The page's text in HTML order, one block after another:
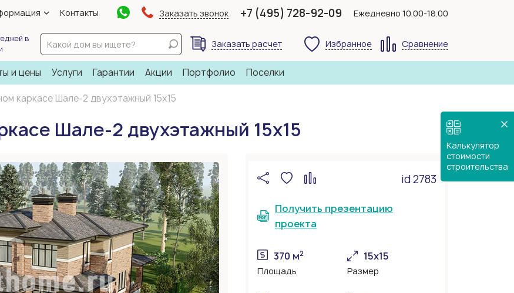
Калькулятор
стоимости
строительства
Контакты Заказать звонок +7 (495) 728-92-09 Ежедневно 10.00-18.00
в
Заказать расчет Избранное Сравнение
и цены Услуги Гарантии Акции Портфолио Поселки
каркасе Шале-2 двухэтажный 15х15
Шале-2 двухэтажный 15х15
id 2783
Получить презентацию
проекта
370 м2
Площадь
15х15
Размер